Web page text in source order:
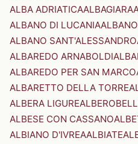
ALBA ADRIATICAALBAGIARA
ALBANO DI LUCANIA
ALBANO SANT'ALESSANDRO
ALBAREDO ARNABOLDI
ALBAREDO PER SAN MARCO
ALBARETTO DELLA TORRE
ALBERA LIGURE
ALBESE CON CASSANO
ALBIANO D'IVREAALBIATE